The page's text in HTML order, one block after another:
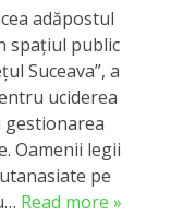
adăpostul
spaţiul public
Suceava”, a
uciderea
gestionarea
Oamenii legii
pe
Read more »